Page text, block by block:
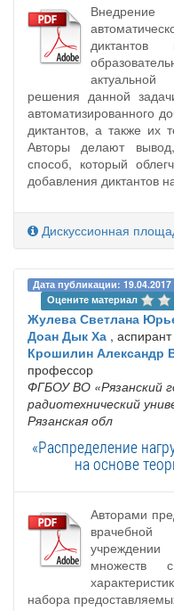
решения данной
автоматизированного
диктантов, а также их
Авторы делают
способ, который
добавления диктантов
Дискуссионная
Дата публикации: 19.04.2017
Оцените материал
Жулева Светлана
Доан Дык Ха , аспирант
Крошилин Александр
профессор
ФГБОУ ВО «Рязанский
радиотехнический
Рязанская обл
«Распределение
на основе
Авторами
множеств
набора